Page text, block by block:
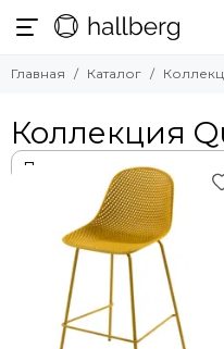
Главная Каталог
Коллекция